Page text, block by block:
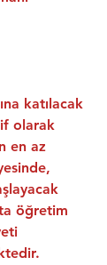
katılacak
olarak
en az
öğretim